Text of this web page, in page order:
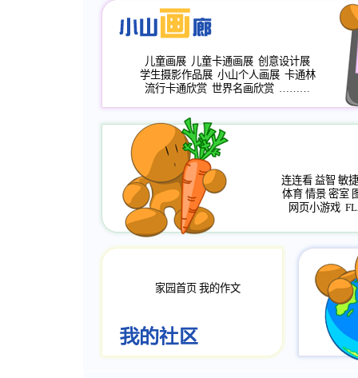
儿童画展 儿童卡通画展 创意设计展
学生摄影作品展 小山个人画展 卡通林
流行卡通欣赏 世界名画欣赏 ………
连连看 益智 敏捷
体育 情景 密室
网页小游戏
家园首页 我的作文